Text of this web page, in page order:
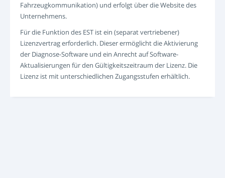
Zeitpläne / Ausstattung
Spezialwerkzeuge
Diagnosewerkzeuge
ECU-Neuprogrammierung
Rescue material
REGISTRIERUNG
Fahrzeugkommunikation) und erfolgt über die Website des
Unternehmens.
Für die Funktion des EST ist ein (separat vertriebener)
Lizenzvertrag erforderlich. Dieser ermöglicht die Aktivierung
der Diagnose-Software und ein Anrecht auf Software-
Aktualisierungen für den Gültigkeitszeitraum der Lizenz. Die
Lizenz ist mit unterschiedlichen Zugangsstufen erhältlich.